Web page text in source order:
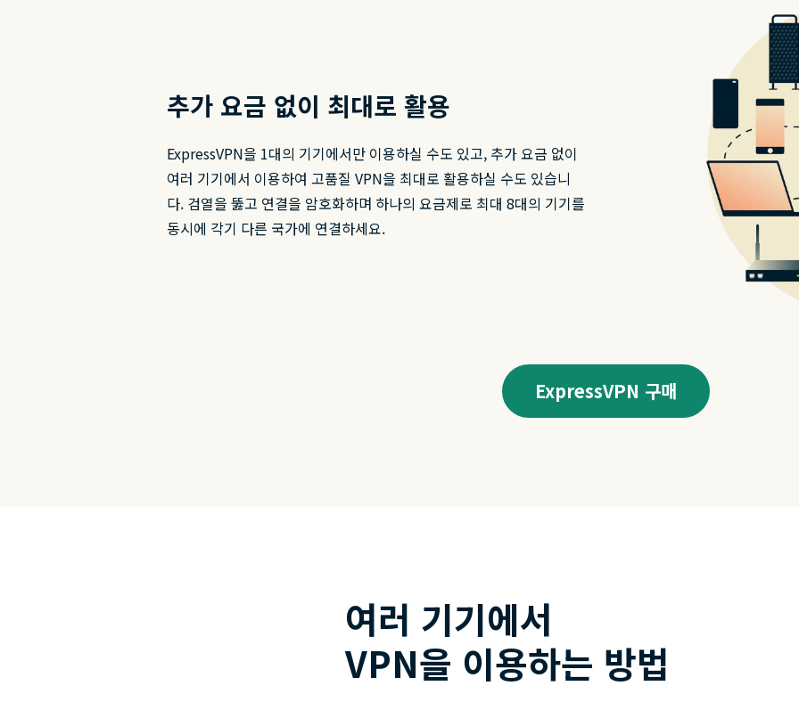
추가 요금 없이 최대로 활용
ExpressVPN을 1대의 기기에서만 이용하실 수도 있고, 추가 요금 없이
여러 기기에서 이용하여 고품질 VPN을 최대로 활용하실 수도 있습니
다. 검열을 뚫고 연결을 암호화하며 하나의 요금제로 최대 8대의 기기를
동시에 각기 다른 국가에 연결하세요.
ExpressVPN 구매
여러 기기에서
VPN을 이용하는 방법